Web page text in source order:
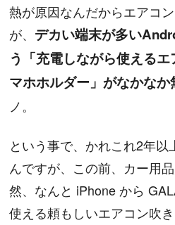
熱が原因なんだからエアコ
が、 デカい端末が多い
う「充電しながら使える
マホホルダー」がなかなか
ノ。
という事で、かれこれ2年以
んですが、この前、カー用
然、なんと iPhone から
使える頼もしいエアコン吹